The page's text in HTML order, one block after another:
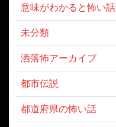
意味がわかると怖い話
未分類
洒落怖アーカイブ
都市伝説
都道府県の怖い話